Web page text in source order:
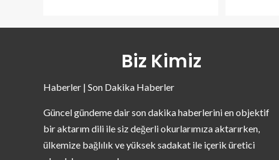
Biz Kimiz
Haberler | Son Dakika Haberler
Güncel gündeme dair son dakika haberlerini en objektif
bir aktarım dili ile siz değerli okurlarımıza aktarırken,
ülkemize bağlılık ve yüksek sadakat ile içerik üretici